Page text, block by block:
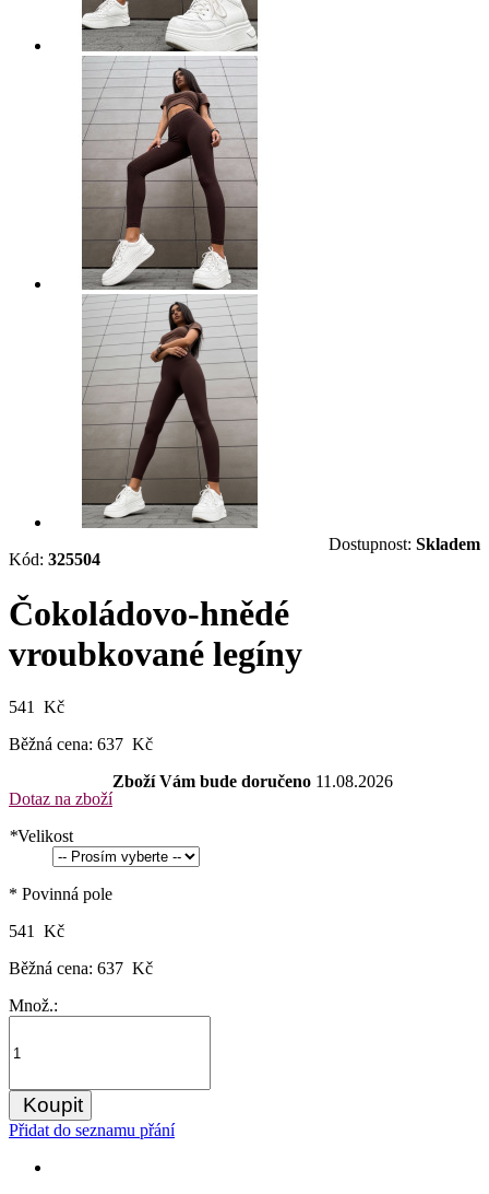
Kód: 325504
Dostupnost: Skladem
Čokoládovo-hnědé
vroubkované legíny
541 Kč
Běžná cena: 637 Kč
Dotaz na zboží
Zboží Vám bude doručeno 11.08.2026
*Velikost
* Povinná pole
541 Kč
Běžná cena: 637 Kč
Množ.:
Koupit
Přidat do seznamu přání